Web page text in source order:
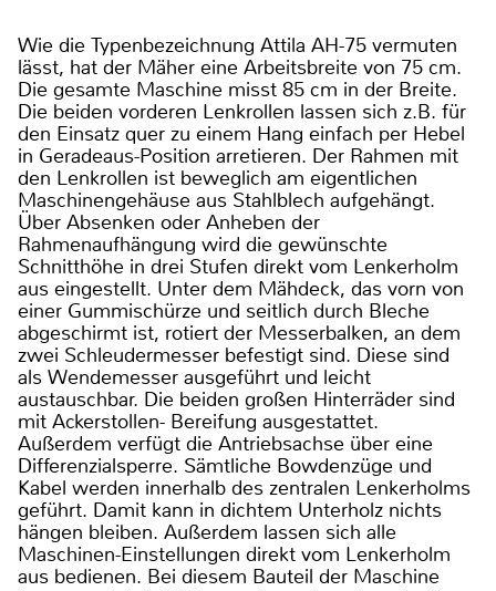
Wie die Typenbezeichnung Attila AH-75 vermuten
lässt, hat der Mäher eine Arbeitsbreite von 75 cm.
Die gesamte Maschine misst 85 cm in der Breite.
Die beiden vorderen Lenkrollen lassen sich z.B. für
den Einsatz quer zu einem Hang einfach per Hebel
in Geradeaus-Position arretieren. Der Rahmen mit
den Lenkrollen ist beweglich am eigentlichen
Maschinengehäuse aus Stahlblech aufgehängt.
Über Absenken oder Anheben der
Rahmenaufhängung wird die gewünschte
Schnitthöhe in drei Stufen direkt vom Lenkerholm
aus eingestellt. Unter dem Mähdeck, das vorn von
einer Gummischürze und seitlich durch Bleche
abgeschirmt ist, rotiert der Messerbalken, an dem
zwei Schleudermesser befestigt sind. Diese sind
als Wendemesser ausgeführt und leicht
austauschbar. Die beiden großen Hinterräder sind
mit Ackerstollen- Bereifung ausgestattet.
Außerdem verfügt die Antriebsachse über eine
Differenzialsperre. Sämtliche Bowdenzüge und
Kabel werden innerhalb des zentralen Lenkerholms
geführt. Damit kann in dichtem Unterholz nichts
hängen bleiben. Außerdem lassen sich alle
Maschinen-Einstellungen direkt vom Lenkerholm
aus bedienen. Bei diesem Bauteil der Maschine